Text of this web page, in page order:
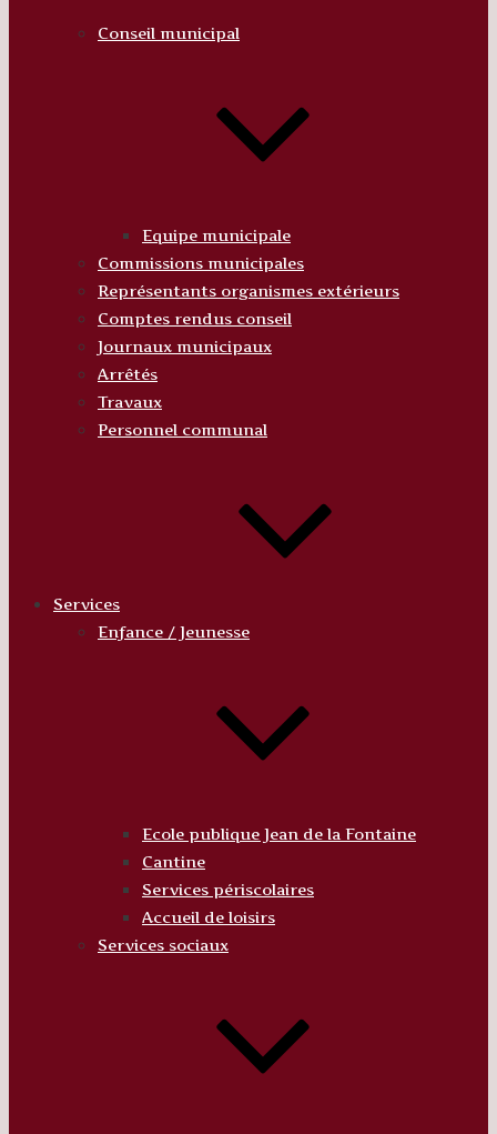
Conseil municipal
Equipe municipale
Commissions municipales
Représentants organismes extérieurs
Comptes rendus conseil
Journaux municipaux
Arrêtés
Travaux
Personnel communal
Services
Enfance / Jeunesse
Ecole publique Jean de la Fontaine
Cantine
Services périscolaires
Accueil de loisirs
Services sociaux